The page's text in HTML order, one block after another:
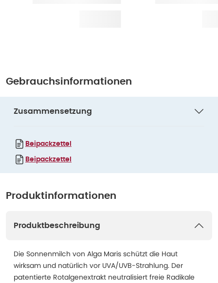
Gebrauchsinformationen
Zusammensetzung
Beipackzettel
Beipackzettel
Produktinformationen
Produktbeschreibung
Die Sonnenmilch von Alga Maris schützt die Haut
wirksam und natürlich vor UVA/UVB-Strahlung. Der
patentierte Rotalgenextrakt neutralisiert freie Radikale